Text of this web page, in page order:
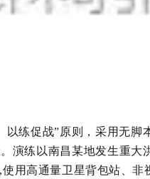
以练促战”原则，采用无
。演练 以南昌某地发生重大
使用高通量卫星背包站、非